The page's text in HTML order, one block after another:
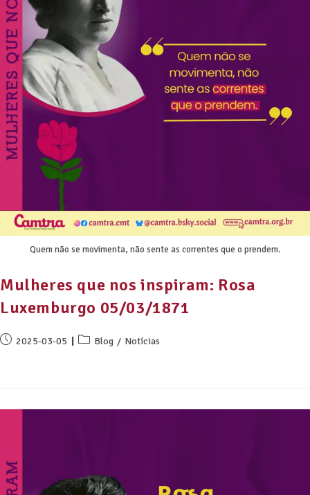
Quem não se movimenta, não sente as correntes que o prendem.
Mulheres que nos inspiram: Rosa
Luxemburgo 05/03/1871
2025-03-05 Blog / Notícias